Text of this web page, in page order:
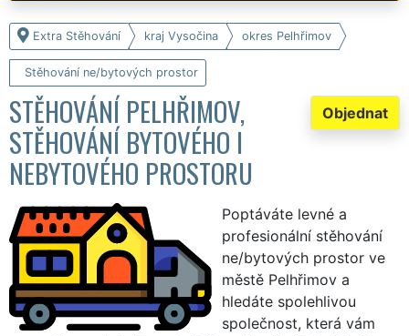
Extra Stěhování kraj Vysočina okres Pelhřimov
Stěhování ne/bytových prostor
Objednat
STĚHOVÁNÍ PELHŘIMOV,
STĚHOVÁNÍ BYTOVÉHO I
NEBYTOVÉHO PROSTORU
Poptáváte levné a
profesionální stěhování
ne/bytových prostor ve
městě Pelhřimov a
hledáte spolehlivou
společnost, která vám